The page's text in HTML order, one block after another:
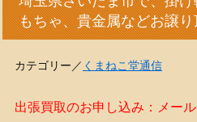
もちゃ、貴金属などお譲
カテゴリー／ くまねこ堂通信
出張買取のお申し込み：メー